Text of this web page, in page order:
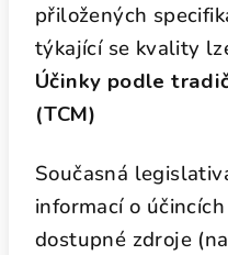
přiložených
týkající se kvality
Účinky podle
(TCM)
Současná
informací o
dostupné zdroje